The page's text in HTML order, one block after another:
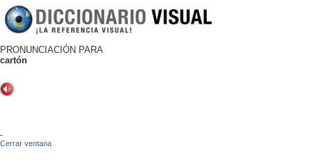
PRONUNCIACIÓN PARA
cartón
-
Cerrar ventana